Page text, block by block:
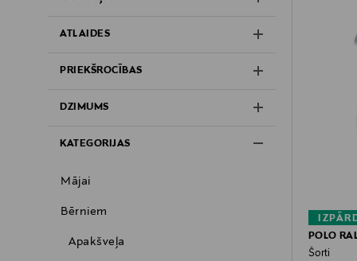
ATLAIDES
PRIEKŠROCĪBAS
DZIMUMS
KATEGORIJAS
Mājai
Bērniem
Apakšveļa
POLO
Šorti